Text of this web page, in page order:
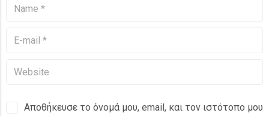
Αποθήκευσε το όνομά μου, email, και τον ιστότοπο μου